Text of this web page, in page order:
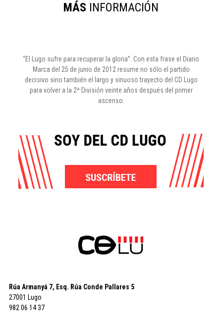
MÁS INFORMACIÓN
“El Lugo sufre para recuperar la gloria”. Con esta frase el Diario
Marca del 25 de junio de 2012 resume no sólo el partido
decisivo sino también el largo y sinuoso trayecto del CD Lugo
para volver a la 2ª División veinte años después del primer
ascenso.
Rúa Armanyá 7, Esq. Rúa Conde Pallares 5
27001 Lugo
982 06 14 37